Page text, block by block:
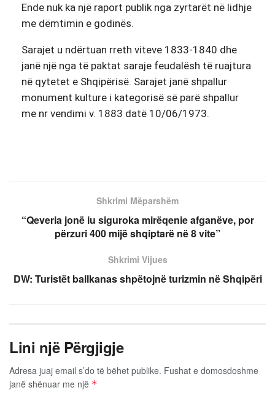
Ende nuk ka një raport publik nga zyrtarët në lidhje
me dëmtimin e godinës.
Sarajet u ndërtuan rreth viteve 1833-1840 dhe
janë një nga të paktat saraje feudalësh të ruajtura
në qytetet e Shqipërisë. Sarajet janë shpallur
monument kulture i kategorisë së parë shpallur
me nr vendimi v. 1883 datë 10/06/1973.
Shkrimi Mëparshëm
“Qeveria jonë iu siguroka mirëqenie afganëve, por
përzuri 400 mijë shqiptarë në 8 vite”
Shkrimi Vijues
DW: Turistët ballkanas shpëtojnë turizmin në Shqipëri
Lini një Përgjigje
Adresa juaj email s’do të bëhet publike. Fushat e domosdoshme
janë shënuar me një *